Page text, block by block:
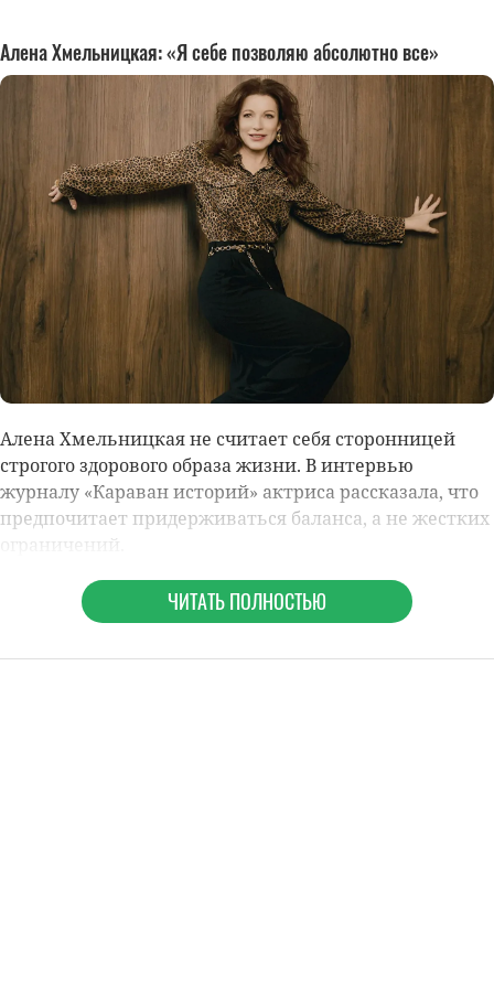
Алена Хмельницкая: «Я себе позволяю абсолютно все»
Алена Хмельницкаяне считает себя сторонницей
строгого здорового образа жизни. В интервью
журналу «Караван историй» актриса рассказала, что
предпочитает придерживаться баланса, а не жестких
ограничений.
ЧИТАТЬ ПОЛНОСТЬЮ